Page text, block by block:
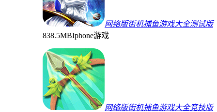
网络版街机捕鱼游戏大全测试版
838.5MBIphone游戏
网络版街机捕鱼游戏大全竞技版